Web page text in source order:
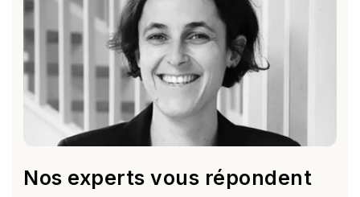
Nos experts vous répondent